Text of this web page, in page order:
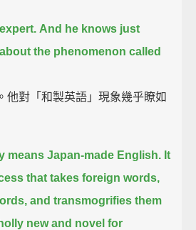
And he knows just
the phenomenon called
他對「和製英語」現象幾乎瞭如
means Japan-made English. It
that takes foreign words,
and transmogrifies them
new and novel for